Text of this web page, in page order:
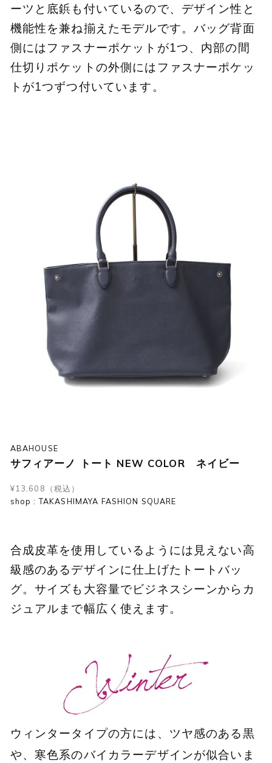
ーツと底鋲も付いているので、デザイン性と
機能性を兼ね揃えたモデルです。バッグ背面
側にはファスナーポケットが1つ、内部の間
仕切りポケットの外側にはファスナーポケッ
トが1つずつ付いています。
ABAHOUSE
サフィアーノ トート NEW COLOR ネイビー
¥13,608（税込）
shop : TAKASHIMAYA FASHION SQUARE
合成皮革を使用しているようには見えない高
級感のあるデザインに仕上げたトートバッ
グ。サイズも大容量でビジネスシーンからカ
ジュアルまで幅広く使えます。
ウィンタータイプの方には、ツヤ感のある黒
や、寒色系のバイカラーデザインが似合いま